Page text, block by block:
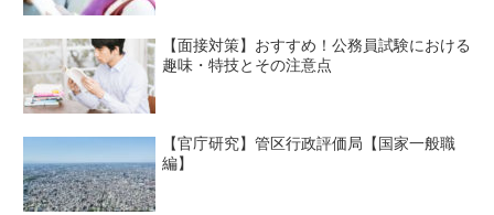
【面接対策】おすすめ！公務員試験における
趣味・特技とその注意点
【官庁研究】管区行政評価局【国家一般職
編】